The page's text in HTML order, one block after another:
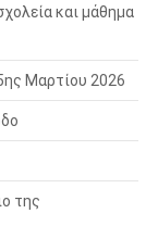
και μάθημα
Μαρτίου 2026
της